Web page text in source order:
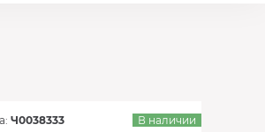
Ч0038333 В наличии